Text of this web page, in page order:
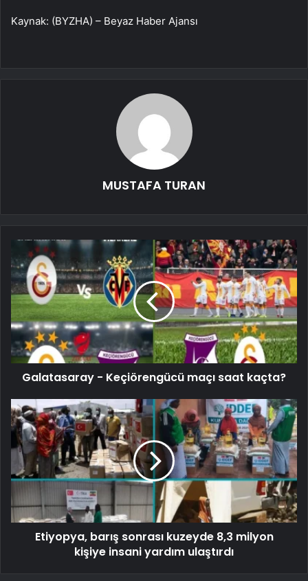
Kaynak: (BYZHA) – Beyaz Haber Ajansı
MUSTAFA TURAN
Galatasaray - Keçiörengücü maçı saat kaçta?
Etiyopya, barış sonrası kuzeyde 8,3 milyon
kişiye insani yardım ulaştırdı